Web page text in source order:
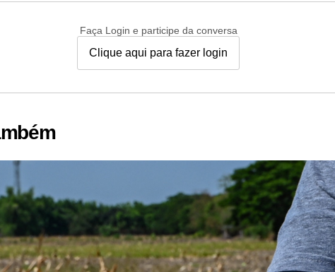
Faça Login e participe da conversa
Clique aqui para fazer login